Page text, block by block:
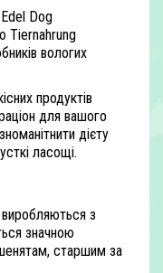
Dog
Tiernahrung
вологих
продуктів
для вашого
дієту
ласощі.
з
значною
старшим за